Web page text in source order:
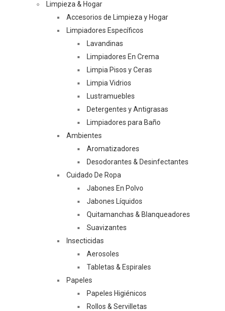
Limpieza & Hogar
Accesorios de Limpieza y Hogar
Limpiadores Específicos
Lavandinas
Limpiadores En Crema
Limpia Pisos y Ceras
Limpia Vidrios
Lustramuebles
Detergentes y Antigrasas
Limpiadores para Baño
Ambientes
Aromatizadores
Desodorantes & Desinfectantes
Cuidado De Ropa
Jabones En Polvo
Jabones Líquidos
Quitamanchas & Blanqueadores
Suavizantes
Insecticidas
Aerosoles
Tabletas & Espirales
Papeles
Papeles Higiénicos
Rollos & Servilletas